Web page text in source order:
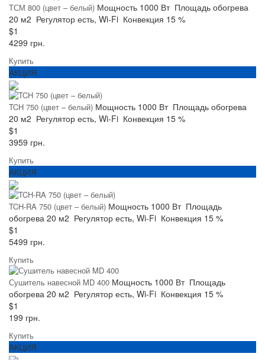
ТСМ 800 (цвет – белый) Мощность 1000 Вт Площадь обогрева
20 м2 Регулятор есть, Wi-Fi Конвекция 15 %
$1
4299 грн.
Купить
АКЦИЯ
TCH 750 (цвет – белый) Мощность 1000 Вт Площадь обогрева
20 м2 Регулятор есть, Wi-Fi Конвекция 15 %
$1
3959 грн.
Купить
АКЦИЯ
TCH-RA 750 (цвет – белый) Мощность 1000 Вт Площадь
обогрева 20 м2 Регулятор есть, Wi-Fi Конвекция 15 %
$1
5499 грн.
Купить
Сушитель навесной MD 400 Мощность 1000 Вт Площадь
обогрева 20 м2 Регулятор есть, Wi-Fi Конвекция 15 %
$1
199 грн.
Купить
АКЦИЯ